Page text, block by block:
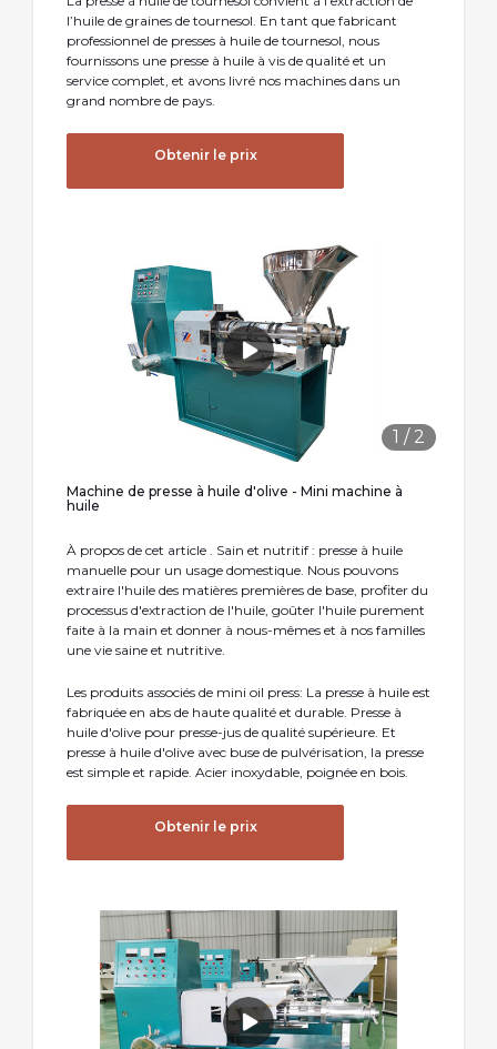
l’huile de graines de tournesol. En tant que fabricant
professionnel de presses à huile de tournesol, nous
fournissons une presse à huile à vis de qualité et un
service complet, et avons livré nos machines dans un
grand nombre de pays.
Obtenir le prix
1 / 2
Machine de presse à huile d'olive - Mini machine à
huile
À propos de cet article . Sain et nutritif : presse à huile
manuelle pour un usage domestique. Nous pouvons
extraire l'huile des matières premières de base, profiter du
processus d'extraction de l'huile, goûter l'huile purement
faite à la main et donner à nous-mêmes et à nos familles
une vie saine et nutritive.
Les produits associés de mini oil press: La presse à huile est
fabriquée en abs de haute qualité et durable. Presse à
huile d'olive pour presse-jus de qualité supérieure. Et
presse à huile d'olive avec buse de pulvérisation, la presse
est simple et rapide. Acier inoxydable, poignée en bois.
Obtenir le prix